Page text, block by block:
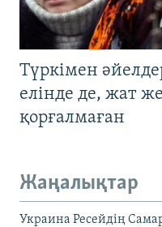
Түркімен
елінде де, жат
қорғалмаған
Жаңалықтар
Украина Ресейдің